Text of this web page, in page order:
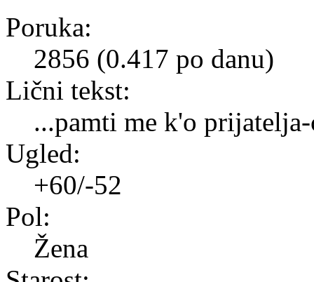
Poruka:
2856 (0.417 po danu)
Lični tekst:
...pamti me k'o
Ugled:
+60/-52
Pol:
Žena